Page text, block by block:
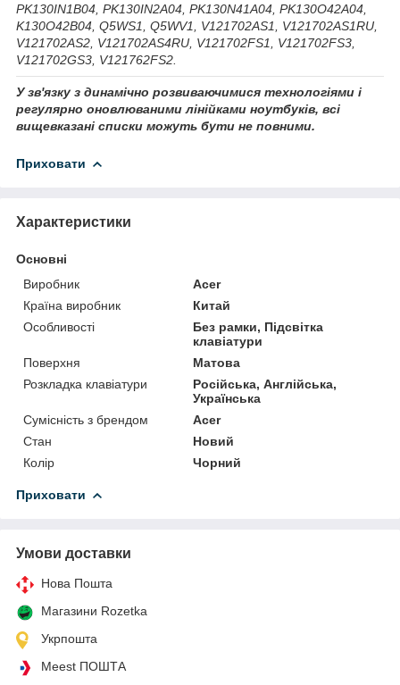
PK130IN1B04, PK130IN2A04, PK130N41A04, PK130O42A04,
K130O42B04, Q5WS1, Q5WV1, V121702AS1, V121702AS1RU,
V121702AS2, V121702AS4RU, V121702FS1, V121702FS3,
V121702GS3, V121762FS2.
У зв'язку з динамічно розвиваючимися технологіями і
регулярно оновлюваними лінійками ноутбуків, всі
вищевказані списки можуть бути не повними.
Приховати
Характеристики
Основні
Виробник
Acer
Країна виробник
Китай
Особливості
Без рамки, Підсвітка
клавіатури
Поверхня
Матова
Розкладка клавіатури
Російська, Англійська,
Українська
Сумісність з брендом
Acer
Стан
Новий
Колір
Чорний
Приховати
Умови доставки
Нова Пошта
Магазини Rozetka
Укрпошта
Meest ПОШТА